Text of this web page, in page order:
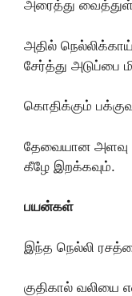
அரைத்து
அதில்
சேர்த்து அடுப்பை
கொதிக்கும்
தேவையான அளவு
கீழே இறக்கவும்.
பயன்கள்
இந்த நெல்லி
குதிகால் வலியை